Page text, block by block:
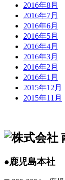
2016年8月
2016年7月
2016年6月
2016年5月
2016年4月
2016年3月
2016年2月
2016年1月
2015年12月
2015年11月
●鹿児島本社